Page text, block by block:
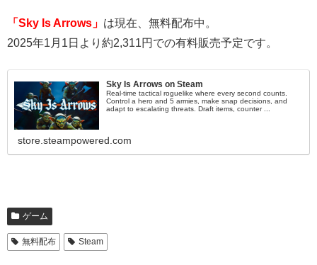
「Sky Is Arrows」 は現在、無料配布中。
2025年1月1日より約2,311円での有料販売予定です。
Sky Is Arrows on Steam
Real-time tactical roguelike where every second counts.
Control a hero and 5 armies, make snap decisions, and
adapt to escalating threats. Draft items, counter ...
store.steampowered.com
ゲーム
無料配布 Steam